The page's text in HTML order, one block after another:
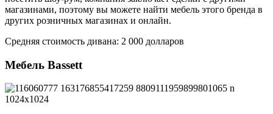
магазинами, поэтому вы можете найти мебель этого бренда в
других розничных магазинах и онлайн.
Средняя стоимость дивана: 2 000 долларов
Мебель Bassett